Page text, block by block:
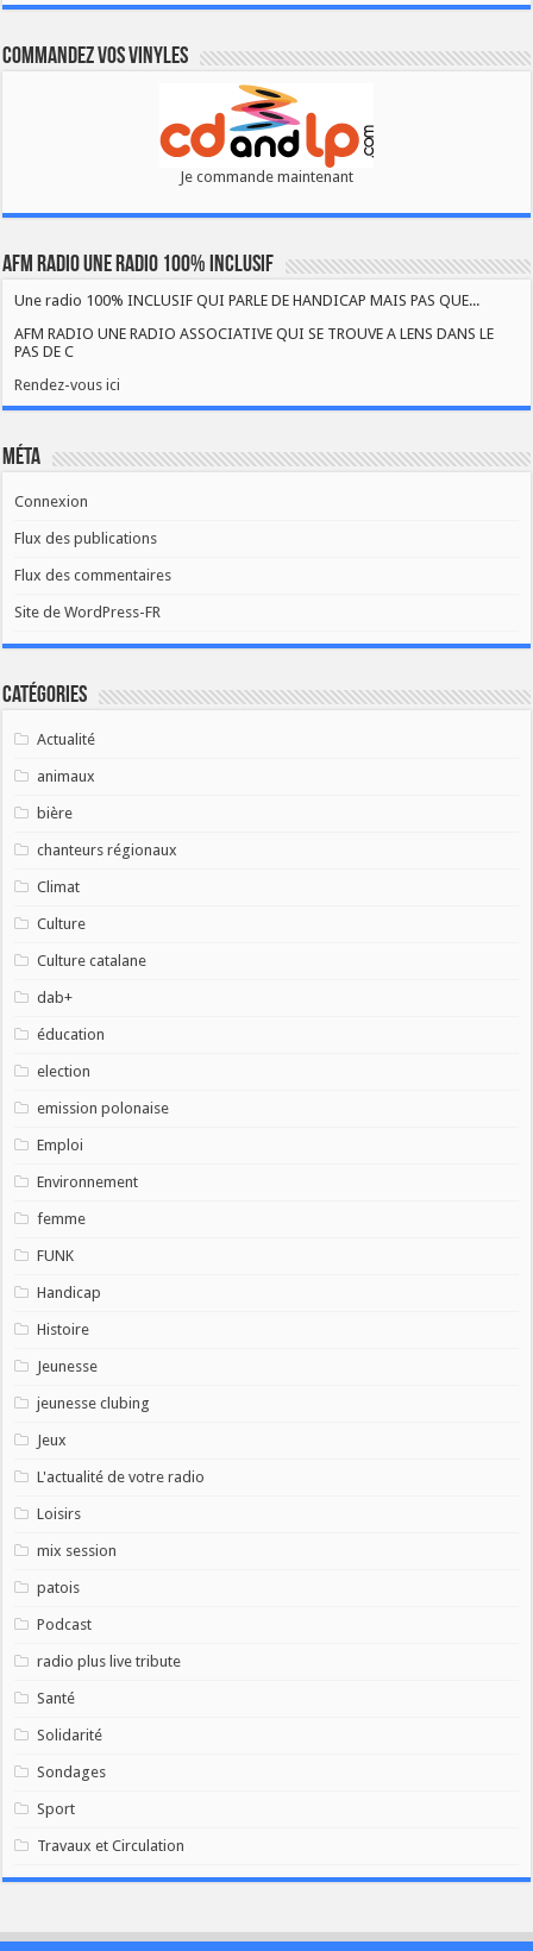
Commandez vos vinyles
Je commande maintenant
AFM RADIO UNE RADIO 100% INCLUSIF
Une radio 100% INCLUSIF QUI PARLE DE HANDICAP MAIS PAS QUE...
AFM RADIO UNE RADIO ASSOCIATIVE QUI SE TROUVE A LENS DANS LE
PAS DE C
Rendez-vous ici
Méta
Connexion
Flux des publications
Flux des commentaires
Site de WordPress-FR
Catégories
Actualité
animaux
bière
chanteurs régionaux
Climat
Culture
Culture catalane
dab+
éducation
election
emission polonaise
Emploi
Environnement
femme
FUNK
Handicap
Histoire
Jeunesse
jeunesse clubing
Jeux
L'actualité de votre radio
Loisirs
mix session
patois
Podcast
radio plus live tribute
Santé
Solidarité
Sondages
Sport
Travaux et Circulation